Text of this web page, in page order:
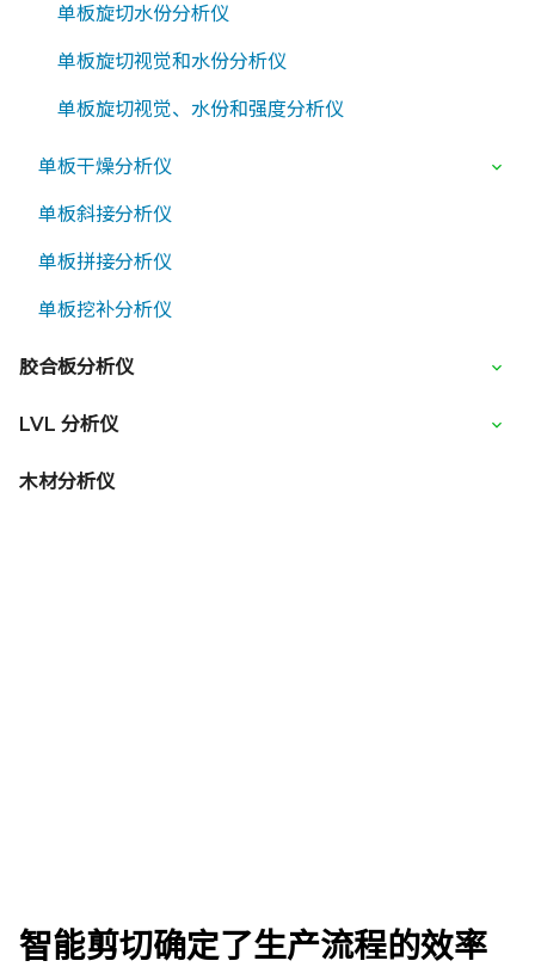
单板旋切水份分析仪
单板旋切视觉和水份分析仪
单板旋切视觉、水份和强度分析仪
单板干燥分析仪
单板斜接分析仪
单板拼接分析仪
单板挖补分析仪
胶合板分析仪
LVL 分析仪
木材分析仪
智能剪切确定了生产流程的效率